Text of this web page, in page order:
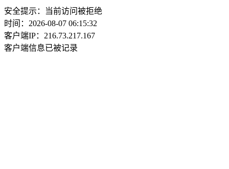
安全提示：当前访问被拒绝
时间：2026-08-07 06:15:32
客户端IP：216.73.217.167
客户端信息已被记录